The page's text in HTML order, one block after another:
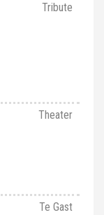
Tribute
Theater
Te Gast